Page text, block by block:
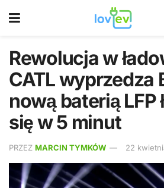
Rewolucja w
CATL wyprzedza
nową baterią LFP
się w 5 minut
PRZEZ MARCIN TYMKÓW 22